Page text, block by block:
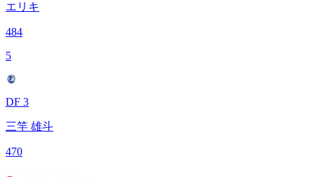
エリキ
484
5
DF 3
三竿 雄斗
470